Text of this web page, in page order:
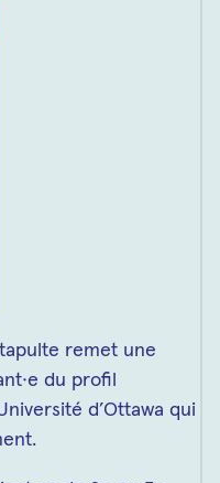
remet une
du profil
d’Ottawa qui